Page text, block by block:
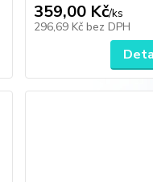
359,00 Kč/ks
296,69 Kč bez DPH